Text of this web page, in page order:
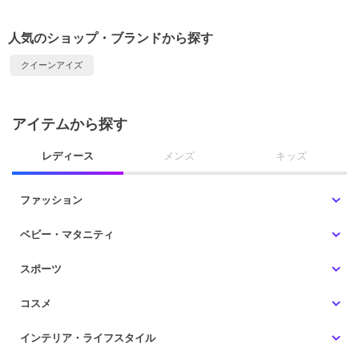
人気のショップ・ブランドから探す
クイーンアイズ
アイテムから探す
レディース メンズ キッズ
ファッション
ベビー・マタニティ
スポーツ
コスメ
インテリア・ライフスタイル